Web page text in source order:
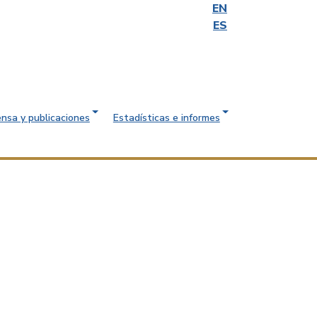
EN
ES
y publicaciones Estadísticas e informes